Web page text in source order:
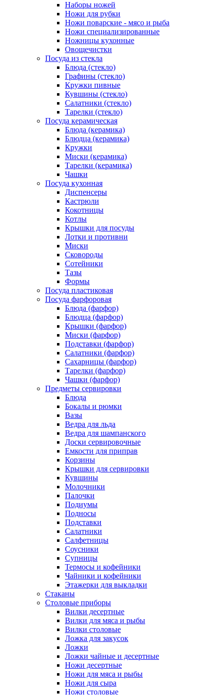
Наборы ножей
Ножи для рубки
Ножи поварские - мясо и рыба
Ножи специализированные
Ножницы кухонные
Овощечистки
Посуда из стекла
Блюда (стекло)
Графины (стекло)
Кружки пивные
Кувшины (стекло)
Салатники (стекло)
Тарелки (стекло)
Посуда керамическая
Блюда (керамика)
Блюдца (керамика)
Кружки
Миски (керамика)
Тарелки (керамика)
Чашки
Посуда кухонная
Диспенсеры
Кастрюли
Кокотницы
Котлы
Крышки для посуды
Лотки и противни
Миски
Сковороды
Сотейники
Тазы
Формы
Посуда пластиковая
Посуда фарфоровая
Блюда (фарфор)
Блюдца (фарфор)
Крышки (фарфор)
Миски (фарфор)
Подставки (фарфор)
Салатники (фарфор)
Сахарницы (фарфор)
Тарелки (фарфор)
Чашки (фарфор)
Предметы сервировки
Блюда
Бокалы и рюмки
Вазы
Ведра для льда
Ведра для шампанского
Доски сервировочные
Емкости для приправ
Корзины
Крышки для сервировки
Кувшины
Молочники
Палочки
Подиумы
Подносы
Подставки
Салатники
Салфетницы
Соусники
Супницы
Термосы и кофейники
Чайники и кофейники
Этажерки для выкладки
Стаканы
Столовые приборы
Вилки десертные
Вилки для мяса и рыбы
Вилки столовые
Ложка для закусок
Ложки
Ложки чайные и десертные
Ножи десертные
Ножи для мяса и рыбы
Ножи для сыра
Ножи столовые